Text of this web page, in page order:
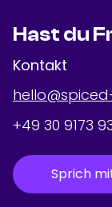
Hast du
Kontakt
+49 30 9173
Sprich